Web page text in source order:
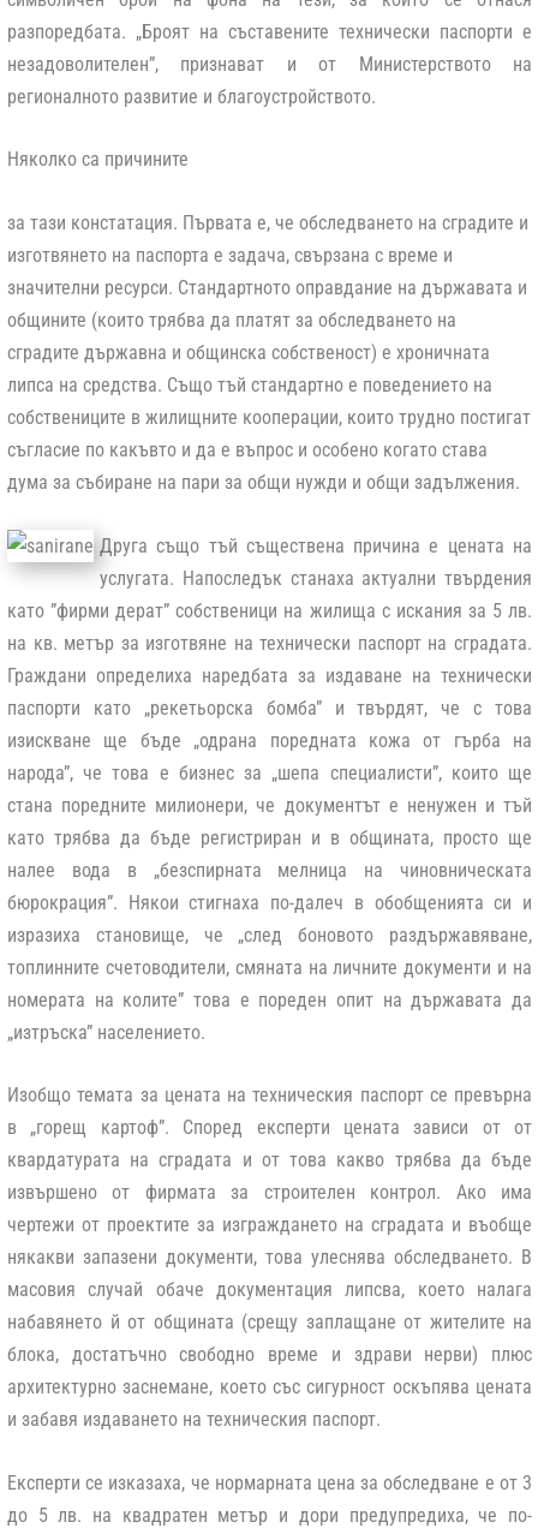
разпоредбата. „Броят на съставените технически паспорти е
незадоволителен”, признават и от Министерството на
регионалното развитие и благоустройството.
Няколко са причините
за тази констатация. Първата е, че обследването на сградите и
изготвянето на паспорта е задача, свързана с време и
значителни ресурси. Стандартното оправдание на държавата и
общините (които трябва да платят за обследването на
сградите държавна и общинска собственост) е хроничната
липса на средства. Също тъй стандартно е поведението на
собствениците в жилищните кооперации, които трудно постигат
съгласие по какъвто и да е въпрос и особено когато става
дума за събиране на пари за общи нужди и общи задължения.
Друга също тъй съществена причина е цената на
услугата. Напоследък станаха актуални твърдения
като ”фирми дерат” собственици на жилища с искания за 5 лв.
на кв. метър за изготвяне на технически паспорт на сградата.
Граждани определиха наредбата за издаване на технически
паспорти като „рекетьорска бомба” и твърдят, че с това
изискване ще бъде „одрана поредната кожа от гърба на
народа”, че това е бизнес за „шепа специалисти”, които ще
стана поредните милионери, че документът е ненужен и тъй
като трябва да бъде регистриран и в общината, просто ще
налее вода в „безспирната мелница на чиновническата
бюрокрация”. Някои стигнаха по-далеч в обобщенията си и
изразиха становище, че „след боновото раздържавяване,
топлинните счетоводители, смяната на личните документи и на
номерата на колите” това е пореден опит на държавата да
„изтръска” населението.
Изобщо темата за цената на техническия паспорт се превърна
в „горещ картоф”. Според експерти цената зависи от от
квардатурата на сградата и от това какво трябва да бъде
извършено от фирмата за строителен контрол. Ако има
чертежи от проектите за изграждането на сградата и въобще
някакви запазени документи, това улеснява обследването. В
масовия случай обаче документация липсва, което налага
набавянето й от общината (срещу заплащане от жителите на
блока, достатъчно свободно време и здрави нерви) плюс
архитектурно заснемане, което със сигурност оскъпява цената
и забавя издаването на техническия паспорт.
Експерти се изказаха, че нормарната цена за обследване е от 3
до 5 лв. на квадратен метър и дори предупредиха, че по-